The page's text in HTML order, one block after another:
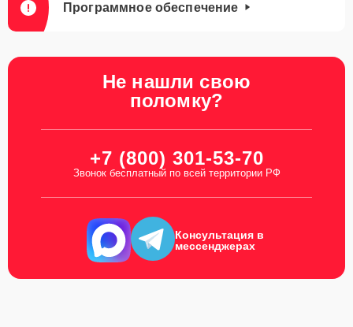
Программное обеспечение
Не нашли свою
поломку?
+7 (800) 301-53-70
Звонок бесплатный по всей территории РФ
Консультация в
мессенджерах